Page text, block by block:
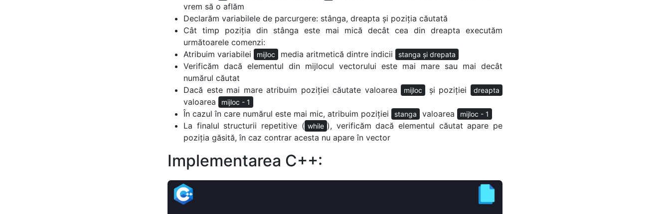
vrem să o aflăm
Declarăm variabilele de parcurgere: stânga, dreapta și poziția căutată
Cât timp poziția din stânga este mai mică decât cea din dreapta executăm
următoarele comenzi:
Atribuim variabilei
mijloc media aritmetică dintre indicii stanga și drepata
Verificăm dacă elementul din mijlocul vectorului este mai mare sau mai decât
numărul căutat
Dacă este mai mare atribuim poziției căutate valoarea
mijloc și poziției dreapta
valoarea mijloc - 1
În cazul în care numărul este mai mic, atribuim poziției stanga valoarea mijloc - 1
La finalul structurii repetitive ( while ), verificăm dacă elementul căutat apare pe
poziția găsită, în caz contrar acesta nu apare în vector
Implementarea C++: